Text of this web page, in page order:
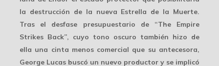
la destrucción de la nueva Estrella de la Muerte.
Tras el desfase presupuestario de “The Empire
Strikes Back”, cuyo tono oscuro también hizo de
ella una cinta menos comercial que su antecesora,
George Lucas buscó un nuevo productor y se implicó